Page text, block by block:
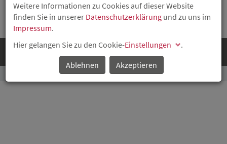
Zurück
Weitere Informationen zu Cookies auf dieser Website
finden Sie in unserer Datenschutzerklärung und zu uns im
Impressum.
Hier gelangen Sie zu den Cookie-Einstellungen
.
Ablehnen
Akzeptieren